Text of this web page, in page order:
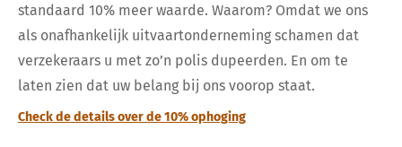
standaard 10% meer waarde. Waarom? Omdat we ons
als onafhankelijk uitvaartonderneming schamen dat
verzekeraars u met zo’n polis dupeerden. En om te
laten zien dat uw belang bij ons voorop staat.
Check de details over de 10% ophoging